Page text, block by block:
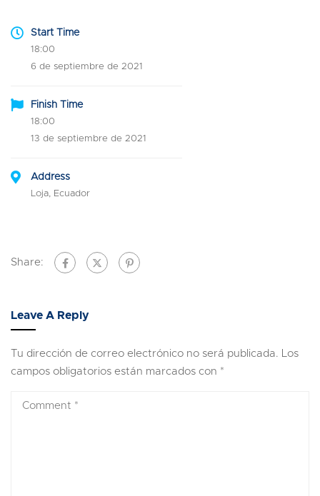
Start Time
18:00
6 de septiembre de 2021
Finish Time
18:00
13 de septiembre de 2021
Address
Loja, Ecuador
Share:
Leave A Reply
Tu dirección de correo electrónico no será publicada. Los
campos obligatorios están marcados con *